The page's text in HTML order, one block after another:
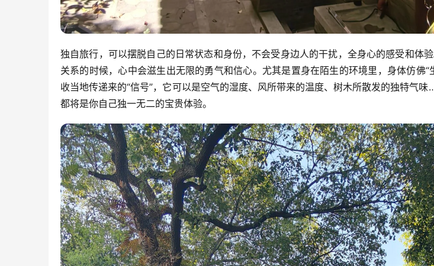
独自旅行，可以摆脱自己的日常状态和身份，不会受身边人的干扰，全身心的感受和体
关系的时候，心中会滋生出无限的勇气和信心。尤其是置身在陌生的环境里，身体仿佛“
收当地传递来的“信号”，它可以是空气的湿度、风所带来的温度、树木所散发的独特气味
都将是你自己独一无二的宝贵体验。